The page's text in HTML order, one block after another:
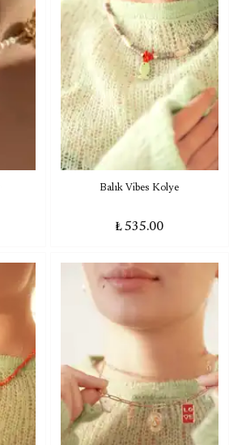
Balık Vibes Kolye
₺ 535.00